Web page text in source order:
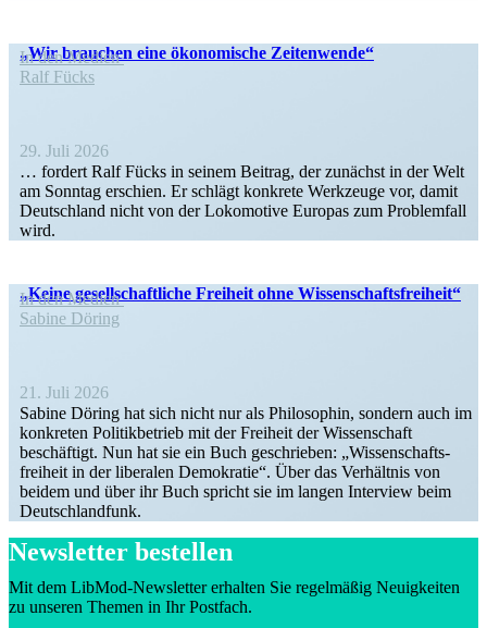
„Wir brauchen eine ökono­mische Zeitenwende“
In den Medien
Ralf Fücks
29. Juli 2026
… fordert Ralf Fücks in seinem Beitrag, der zunächst in der Welt
am Sonntag erschien. Er schlägt konkrete Werkzeuge vor, damit
Deutschland nicht von der Lokomotive Europas zum Problemfall
wird.
„Keine gesell­schaft­liche Freiheit ohne Wissenschaftsfreiheit“
In den Medien
Sabine Döring
21. Juli 2026
Sabine Döring hat sich nicht nur als Philo­sophin, sondern auch im
konkreten Politik­be­trieb mit der Freiheit der Wissen­schaft
beschäftigt. Nun hat sie ein Buch geschrieben: „Wissen­schafts­
freiheit in der liberalen Demokratie“. Über das Verhältnis von
beidem und über ihr Buch spricht sie im langen Interview beim
Deutschlandfunk.
Newsletter bestellen
Mit dem LibMod-Newsletter erhalten Sie regel­mäßig Neuig­keiten
zu unseren Themen in Ihr Postfach.